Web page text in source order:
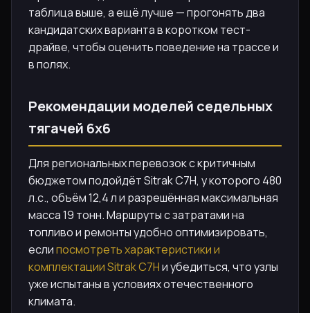
таблица выше, а ещё лучше — прогонять два
кандидатских варианта в коротком тест-
драйве, чтобы оценить поведение на трассе и
в полях.
Рекомендации моделей седельных
тягачей 6х6
Для региональных перевозок с критичным
бюджетом подойдёт Sitrak C7H, у которого 480
л.с., объём 12,4 л и разрешённая максимальная
масса 19 тонн. Маршруты с затратами на
топливо и ремонты удобно оптимизировать,
еслипосмотреть характеристики и
комплектации Sitrak C7Hи убедиться, что узлы
уже испытаны в условиях отечественного
климата.